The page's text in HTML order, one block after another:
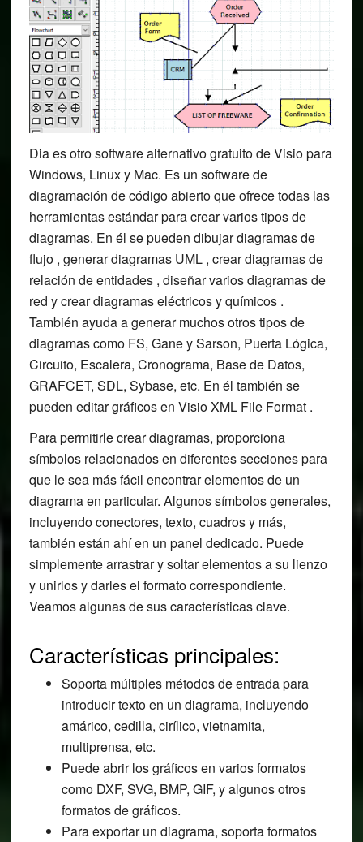
Dia es otro software alternativo gratuito de Visio para
Windows, Linux y Mac. Es un software de
diagramación de código abierto que ofrece todas las
herramientas estándar para crear varios tipos de
diagramas. En él se pueden dibujar diagramas de
flujo , generar diagramas UML , crear diagramas de
relación de entidades , diseñar varios diagramas de
red y crear diagramas eléctricos y químicos .
También ayuda a generar muchos otros tipos de
diagramas como FS, Gane y Sarson, Puerta Lógica,
Circuito, Escalera, Cronograma, Base de Datos,
GRAFCET, SDL, Sybase, etc. En él también se
pueden editar gráficos en Visio XML File Format .
Para permitirle crear diagramas, proporciona
símbolos relacionados en diferentes secciones para
que le sea más fácil encontrar elementos de un
diagrama en particular. Algunos símbolos generales,
incluyendo conectores, texto, cuadros y más,
también están ahí en un panel dedicado. Puede
simplemente arrastrar y soltar elementos a su lienzo
y unirlos y darles el formato correspondiente.
Veamos algunas de sus características clave.
Características principales:
Soporta múltiples métodos de entrada para
introducir texto en un diagrama, incluyendo
amárico, cedilla, cirílico, vietnamita,
multiprensa, etc.
Puede abrir los gráficos en varios formatos
como DXF, SVG, BMP, GIF, y algunos otros
formatos de gráficos.
Para exportar un diagrama, soporta formatos